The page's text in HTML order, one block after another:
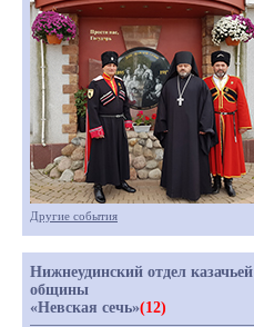
Другие события
Нижнеудинский отдел казачьей
общины
«Невская сечь»(12)